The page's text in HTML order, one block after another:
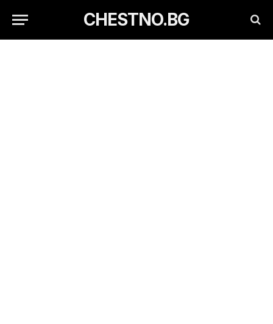
CHESTNO.BG